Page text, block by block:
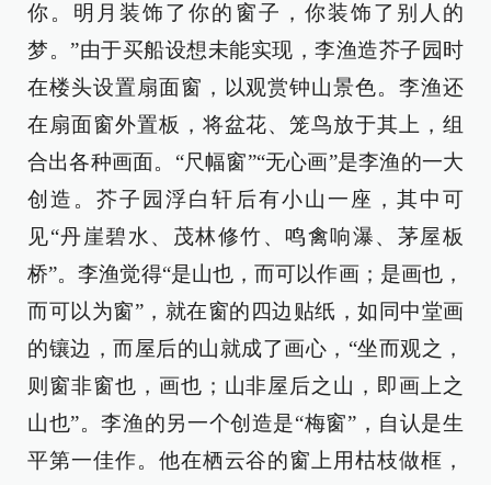
你。明月装饰了你的窗子，你装饰了别人的
梦。”由于买船设想未能实现，李渔造芥子园时
在楼头设置扇面窗，以观赏钟山景色。李渔还
在扇面窗外置板，将盆花、笼鸟放于其上，组
合出各种画面。“尺幅窗”“无心画”是李渔的一大
创造。芥子园浮白轩后有小山一座，其中可
见“丹崖碧水、茂林修竹、鸣禽响瀑、茅屋板
桥”。李渔觉得“是山也，而可以作画；是画也，
而可以为窗”，就在窗的四边贴纸，如同中堂画
的镶边，而屋后的山就成了画心，“坐而观之，
则窗非窗也，画也；山非屋后之山，即画上之
山也”。李渔的另一个创造是“梅窗”，自认是生
平第一佳作。他在栖云谷的窗上用枯枝做框，